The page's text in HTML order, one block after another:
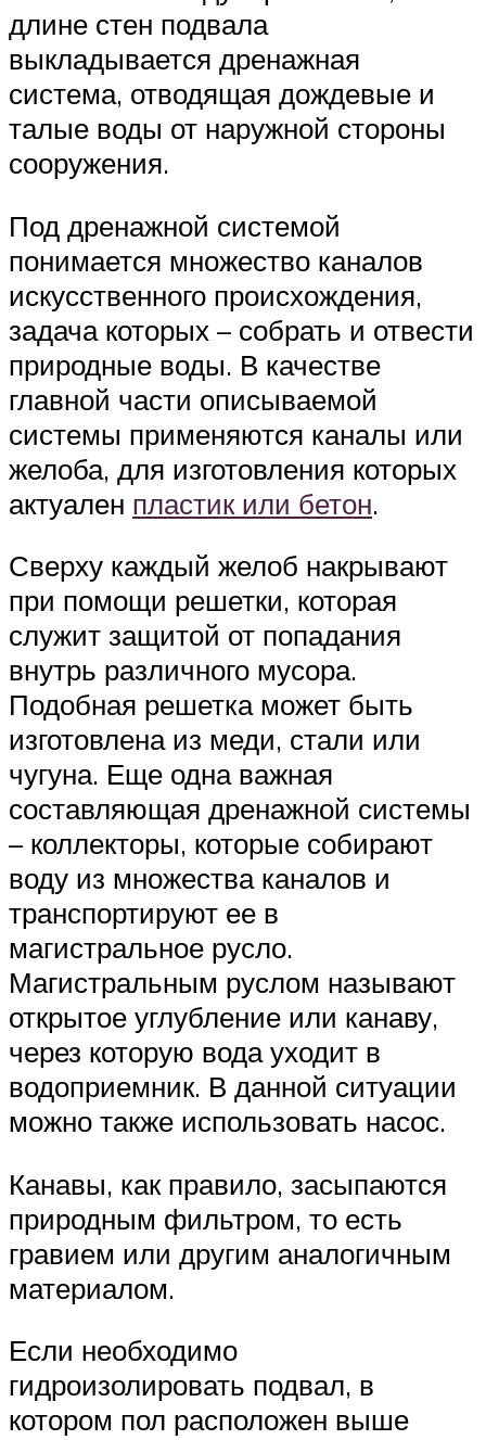
длине стен подвала
выкладывается дренажная
система, отводящая дождевые и
талые воды от наружной стороны
сооружения.
Под дренажной системой
понимается множество каналов
искусственного происхождения,
задача которых – собрать и отвести
природные воды. В качестве
главной части описываемой
системы применяются каналы или
желоба, для изготовления которых
актуален пластик или бетон.
Сверху каждый желоб накрывают
при помощи решетки, которая
служит защитой от попадания
внутрь различного мусора.
Подобная решетка может быть
изготовлена из меди, стали или
чугуна. Еще одна важная
составляющая дренажной системы
– коллекторы, которые собирают
воду из множества каналов и
транспортируют ее в
магистральное русло.
Магистральным руслом называют
открытое углубление или канаву,
через которую вода уходит в
водоприемник. В данной ситуации
можно также использовать насос.
Канавы, как правило, засыпаются
природным фильтром, то есть
гравием или другим аналогичным
материалом.
Если необходимо
гидроизолировать подвал, в
котором пол расположен выше